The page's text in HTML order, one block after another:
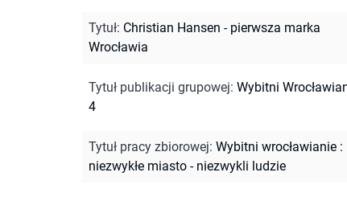
Tytuł: Christian Hansen - pierwsza marka
Wrocławia
Tytuł publikacji grupowej: Wybitni
4
Tytuł pracy zbiorowej: Wybitni wrocławianie :
niezwykłe miasto - niezwykli ludzie